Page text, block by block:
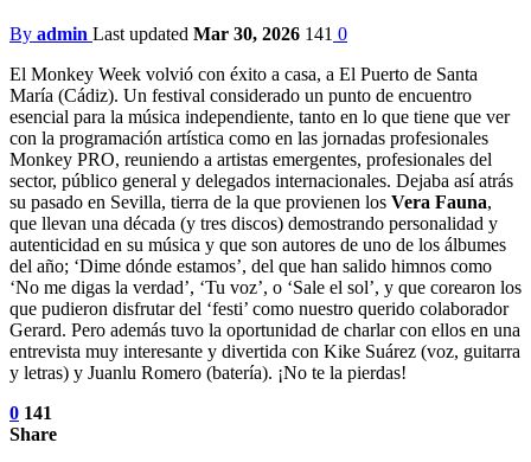
By admin Last updated Mar 30, 2026 141 0
El Monkey Week volvió con éxito a casa, a El Puerto de Santa
María (Cádiz). Un festival considerado un punto de encuentro
esencial para la música independiente, tanto en lo que tiene que ver
con la programación artística como en las jornadas profesionales
Monkey PRO, reuniendo a artistas emergentes, profesionales del
sector, público general y delegados internacionales. Dejaba así atrás
su pasado en Sevilla, tierra de la que provienen los Vera Fauna,
que llevan una década (y tres discos) demostrando personalidad y
autenticidad en su música y que son autores de uno de los álbumes
del año; ‘Dime dónde estamos’, del que han salido himnos como
‘No me digas la verdad’, ‘Tu voz’, o ‘Sale el sol’, y que corearon los
que pudieron disfrutar del ‘festi’ como nuestro querido colaborador
Gerard. Pero además tuvo la oportunidad de charlar con ellos en una
entrevista muy interesante y divertida con Kike Suárez (voz, guitarra
y letras) y Juanlu Romero (batería). ¡No te la pierdas!
0 141
Share